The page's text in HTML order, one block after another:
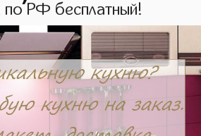
РФ бесплатный!